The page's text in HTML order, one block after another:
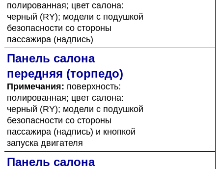
полированная; цвет салона:
черный (RY); модели с подушкой
безопасности со стороны
пассажира (надпись)
Панель салона
передняя (торпедо)
Примечания: поверхность:
полированная; цвет салона:
черный (RY); модели с подушкой
безопасности со стороны
пассажира (надпись) и кнопкой
запуска двигателя
Панель салона